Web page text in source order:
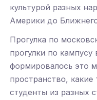
культурой разных
Америки до
Прогулка по
прогулки по кампусу
формировалось это
пространство,
студенты из разных